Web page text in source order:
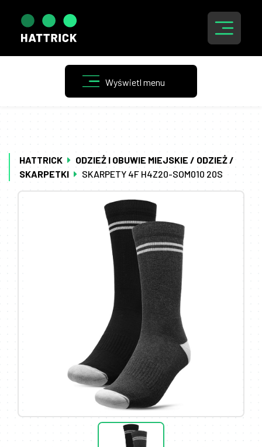
HATTRICK
ODZIEŻ I OBUWIE MIEJSKIE / ODZIEŻ /
SKARPETKI
SKARPETY 4F H4Z20-SOM010 20S